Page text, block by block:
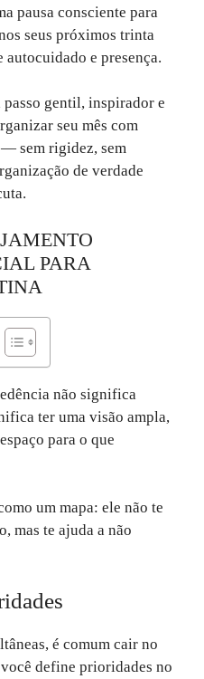
pausa consciente para
seus próximos trinta
autocuidado e presença.
passo gentil, inspirador e
seu mês com
sem rigidez, sem
de verdade
PARA
não significa
ter uma visão ampla,
para o que
um mapa: ele não te
mas te ajuda a não
é comum cair no
define prioridades no